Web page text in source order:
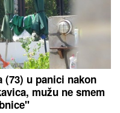
(73) u panici nakon
mužu ne smem